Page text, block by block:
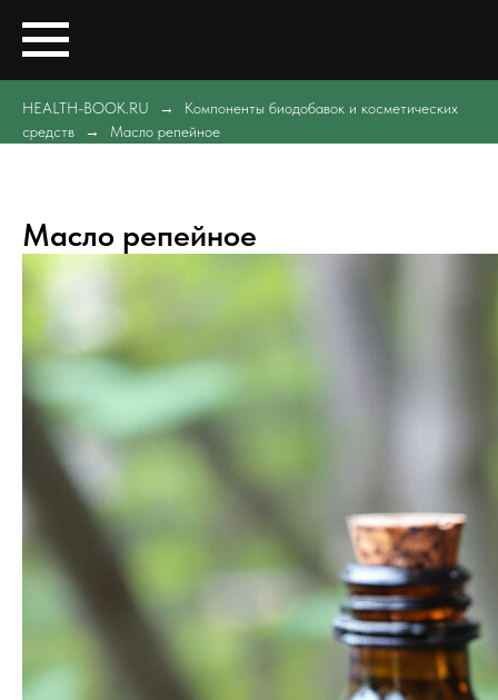
HEALTH-BOOK.RU
Компоненты биодобавок и косметических
средств
Масло репейное
Масло репейное